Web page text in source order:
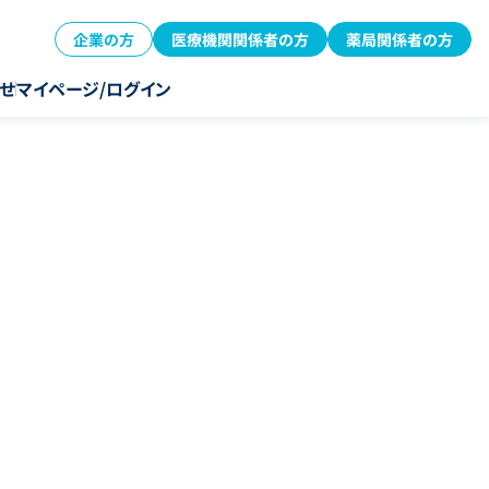
企業の方 医療機関関係者の方 薬局関係者の方
マイページ/ログイン